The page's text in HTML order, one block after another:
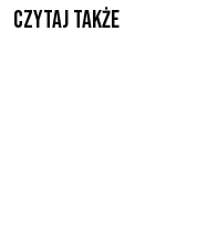
Czytaj także